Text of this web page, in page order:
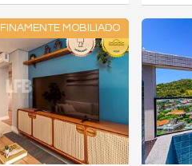
FINAMENTE MOBILIADO